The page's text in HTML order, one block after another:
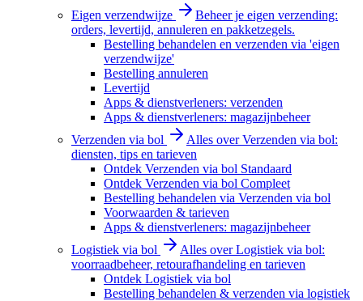
Eigen verzendwijze
Beheer je eigen verzending:
orders, levertijd, annuleren en pakketzegels.
Bestelling behandelen en verzenden via 'eigen
verzendwijze'
Bestelling annuleren
Levertijd
Apps & dienstverleners: verzenden
Apps & dienstverleners: magazijnbeheer
Verzenden via bol
Alles over Verzenden via bol:
diensten, tips en tarieven
Ontdek Verzenden via bol Standaard
Ontdek Verzenden via bol Compleet
Bestelling behandelen via Verzenden via bol
Voorwaarden & tarieven
Apps & dienstverleners: magazijnbeheer
Logistiek via bol
Alles over Logistiek via bol:
voorraadbeheer, retourafhandeling en tarieven
Ontdek Logistiek via bol
Bestelling behandelen & verzenden via logistiek